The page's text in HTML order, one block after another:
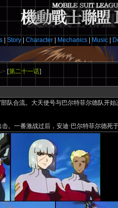
Story Character Mechanics Music
-> [第二十一话]
合流。大天使号与巴尔特菲尔德队开始
一番激战过后，安迪·巴尔特菲尔德死于